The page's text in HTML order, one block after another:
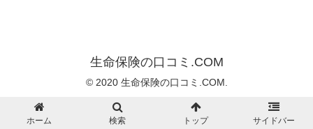
生命保険の口コミ.COM
© 2020 生命保険の口コミ.COM.
ホーム 検索 トップ サイドバー